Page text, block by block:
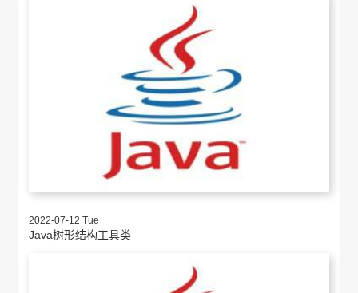
2022-07-12 Tue
Java树形结构工具类